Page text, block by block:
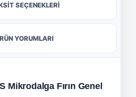
SEÇENEKLERİ
YORUMLARI
Mikrodalga Fırın Genel